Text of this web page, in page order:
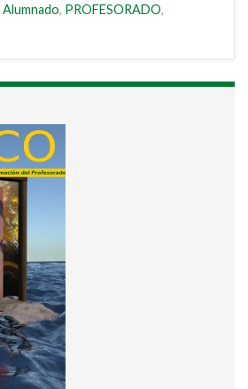
Alumnado, PROFESORADO,